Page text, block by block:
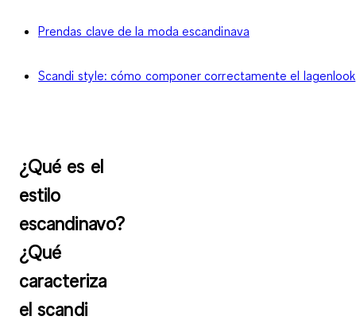
Prendas clave de la moda escandinava
Scandi style: cómo componer correctamente el lagenlook
¿Qué es el
estilo
escandinavo?
¿Qué
caracteriza
el scandi